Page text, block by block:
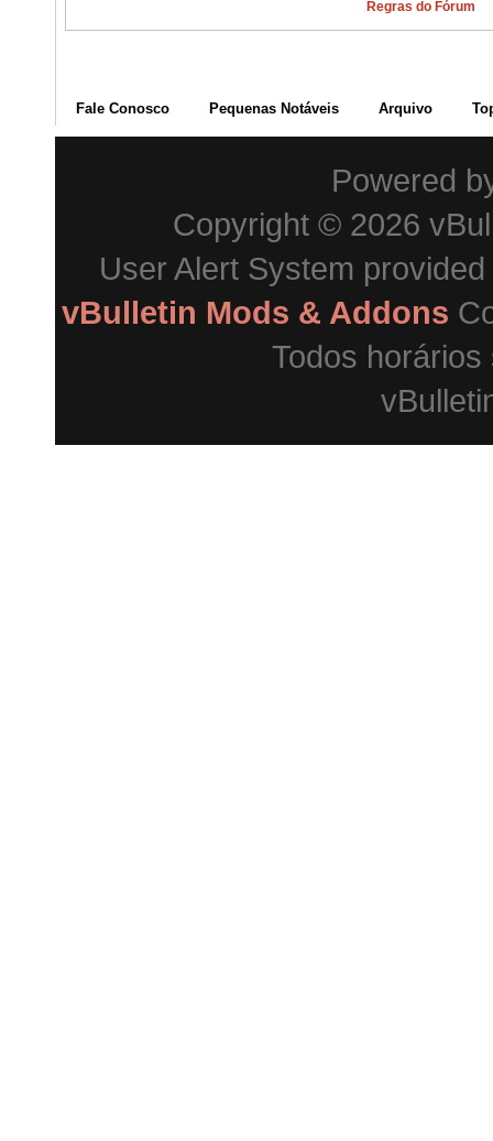
Regras do Fórum
Fale Conosco Pequenas Notáveis Arquivo
Powered
Copyright © 2026
User Alert System
vBulletin Mods & Addons
Todos